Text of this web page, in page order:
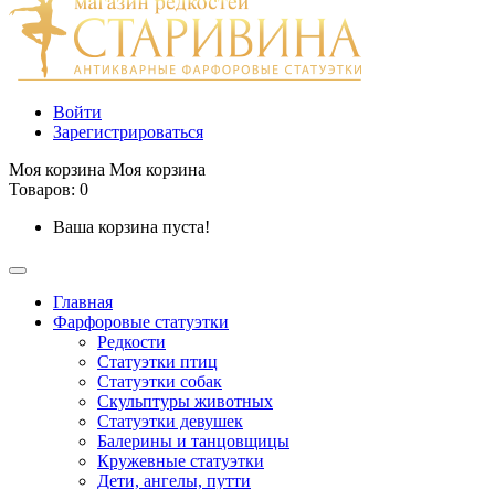
Войти
Зарегистрироваться
Моя корзина Моя корзина
Товаров: 0
Ваша корзина пуста!
Главная
Фарфоровые статуэтки
Редкости
Cтатуэтки птиц
Cтатуэтки собак
Скульптуры животных
Статуэтки девушек
Балерины и танцовщицы
Кружевные статуэтки
Дети, ангелы, путти